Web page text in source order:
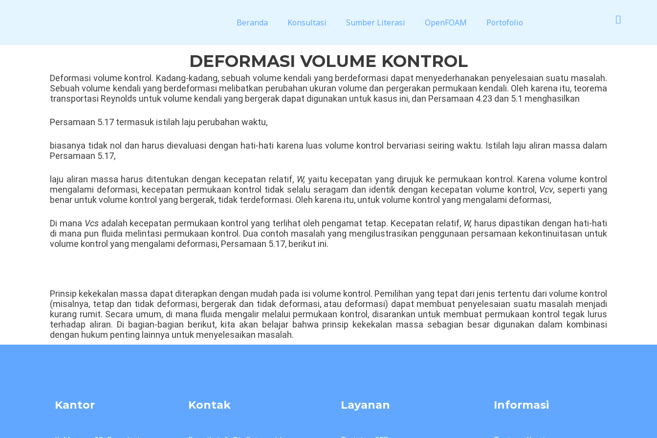
Beranda Konsultasi Sumber Literasi OpenFOAM Portofolio
DEFORMASI VOLUME KONTROL
Deformasi volume kontrol. Kadang-kadang, sebuah volume kendali yang berdeformasi dapat menyederhanakan penyelesaian suatu masalah.
Sebuah volume kendali yang berdeformasi melibatkan perubahan ukuran volume dan pergerakan permukaan kendali. Oleh karena itu, teorema
transportasi Reynolds untuk volume kendali yang bergerak dapat digunakan untuk kasus ini, dan Persamaan 4.23 dan 5.1 menghasilkan
Persamaan 5.17 termasuk istilah laju perubahan waktu,
biasanya tidak nol dan harus dievaluasi dengan hati-hati karena luas volume kontrol bervariasi seiring waktu. Istilah laju aliran massa dalam
Persamaan 5.17,
laju aliran massa harus ditentukan dengan kecepatan relatif, W,yaitu kecepatan yang dirujuk ke permukaan kontrol. Karena volume kontrol
mengalami deformasi, kecepatan permukaan kontrol tidak selalu seragam dan identik dengan kecepatan volume kontrol, Vcv, seperti yang
benar untuk volume kontrol yang bergerak, tidak terdeformasi. Oleh karena itu, untuk volume kontrol yang mengalami deformasi,
Di mana Vcsadalah kecepatan permukaan kontrol yang terlihat oleh pengamat tetap. Kecepatan relatif, W,harus dipastikan dengan hati-hati
di mana pun fluida melintasi permukaan kontrol. Dua contoh masalah yang mengilustrasikan penggunaan persamaan kekontinuitasan untuk
volume kontrol yang mengalami deformasi, Persamaan 5.17, berikut ini.
Prinsip kekekalan massa dapat diterapkan dengan mudah pada isi volume kontrol. Pemilihan yang tepat dari jenis tertentu dari volume kontrol
(misalnya, tetap dan tidak deformasi, bergerak dan tidak deformasi, atau deformasi) dapat membuat penyelesaian suatu masalah menjadi
kurang rumit. Secara umum, di mana fluida mengalir melalui permukaan kontrol, disarankan untuk membuat permukaan kontrol tegak lurus
terhadap aliran. Di bagian-bagian berikut, kita akan belajar bahwa prinsip kekekalan massa sebagian besar digunakan dalam kombinasi
dengan hukum penting lainnya untuk menyelesaikan masalah.
Kantor Kontak Layanan Informasi